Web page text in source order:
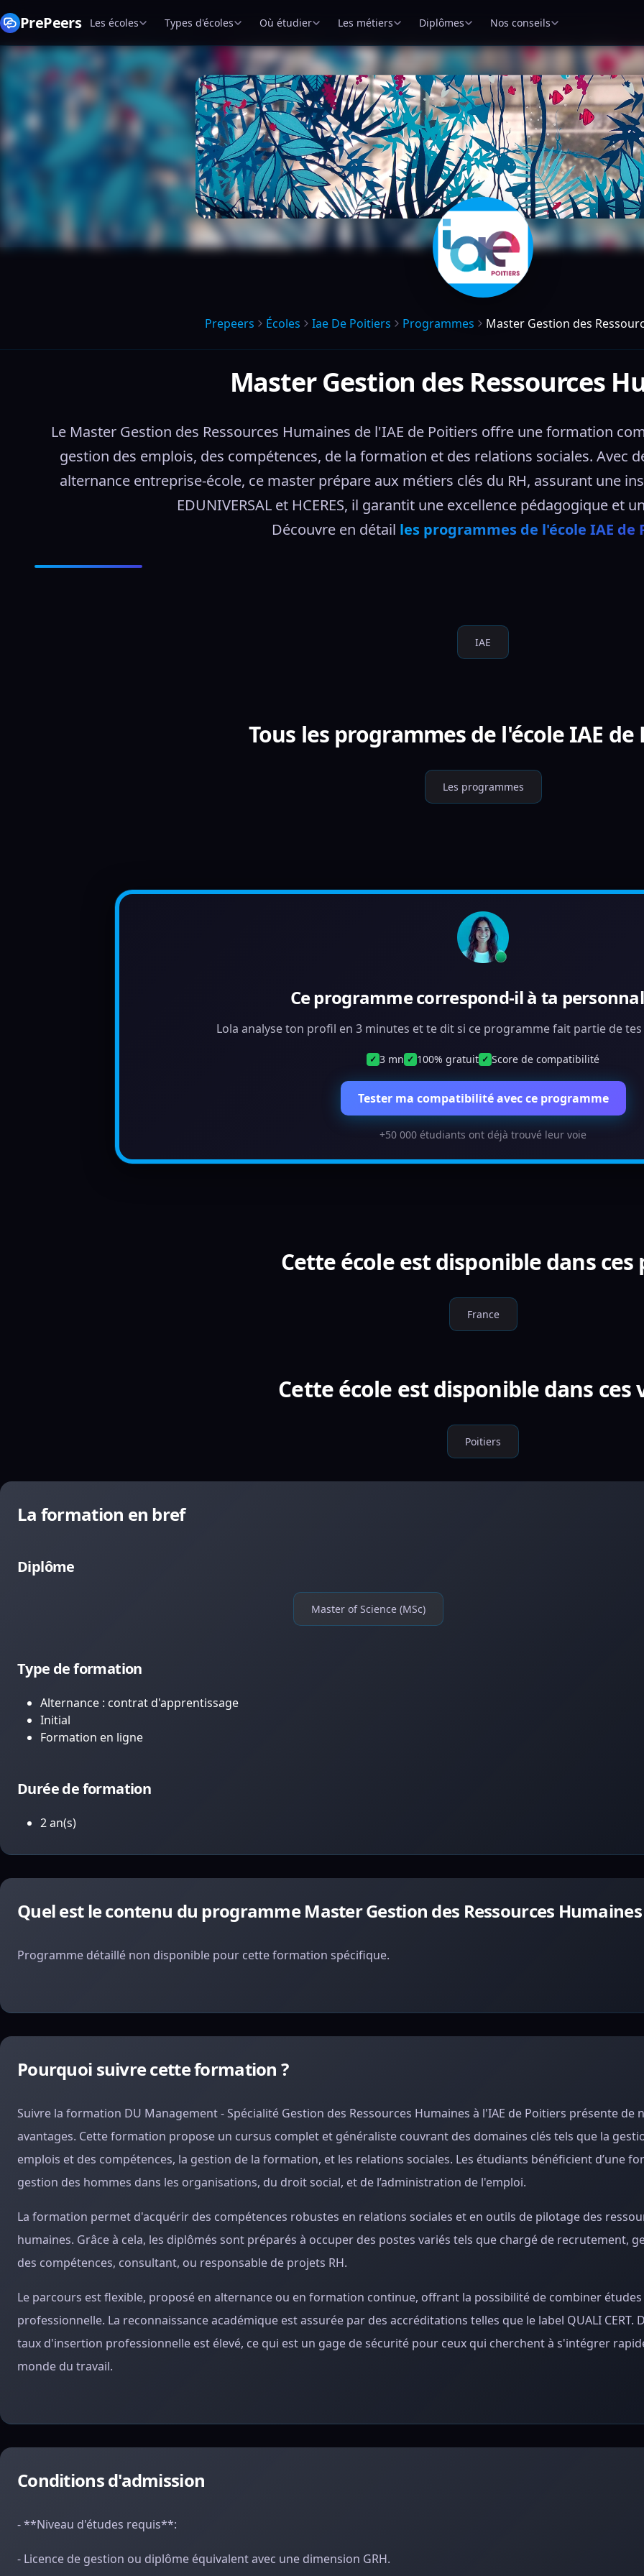
PrePeers Les écoles Types d'écoles Où étudier Les métiers Diplômes Nos conseils
Prepeers Écoles Iae De Poitiers Programmes Master Gestion des
Master Gestion des Ressources
Le Master Gestion des Ressources Humaines de l'IAE de Poitiers offre une formation
gestion des emplois, des compétences, de la formation et des relations sociales. Avec
alternance entreprise-école, ce master prépare aux métiers clés du RH, assurant une
EDUNIVERSAL et HCERES, il garantit une excellence pédagogique et
Découvre en détail les programmes de l'école IAE de
IAE
Tous les programmes de l'école IAE de
Les programmes
Ce programme correspond-il à ta
Lola analyse ton profil en 3 minutes et te dit si ce programme fait partie de
✓ 3 mn ✓ 100% gratuit ✓ Score de compatibilité
Tester ma compatibilité avec ce programme
+50 000 étudiants ont déjà trouvé leur voie
Cette école est disponible dans ces
France
Cette école est disponible dans ces
Poitiers
La formation en bref
Diplôme
Master of Science (MSc)
Type de formation
Alternance : contrat d'apprentissage
Initial
Formation en ligne
Durée de formation
2 an(s)
Quel est le contenu du programme Master Gestion des Ressources Humaines
Programme détaillé non disponible pour cette formation spécifique.
Pourquoi suivre cette formation ?
Suivre la formation DU Management - Spécialité Gestion des Ressources Humaines à l'IAE de Poitiers présente de
avantages. Cette formation propose un cursus complet et généraliste couvrant des domaines clés tels que la
emplois et des compétences, la gestion de la formation, et les relations sociales. Les étudiants bénéficient d’une
gestion des hommes dans les organisations, du droit social, et de l’administration de l'emploi.
La formation permet d'acquérir des compétences robustes en relations sociales et en outils de pilotage des
humaines. Grâce à cela, les diplômés sont préparés à occuper des postes variés tels que chargé de recrutement,
des compétences, consultant, ou responsable de projets RH.
Le parcours est flexible, proposé en alternance ou en formation continue, offrant la possibilité de combiner
professionnelle. La reconnaissance académique est assurée par des accréditations telles que le label QUALI CERT.
taux d'insertion professionnelle est élevé, ce qui est un gage de sécurité pour ceux qui cherchent à s'intégrer
monde du travail.
Conditions d'admission
- **Niveau d'études requis**:
- Licence de gestion ou diplôme équivalent avec une dimension GRH.